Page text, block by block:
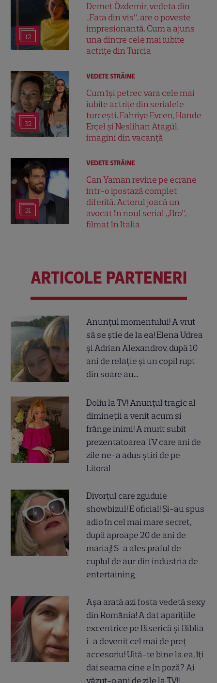
12
Demet Özdemir, vedeta din
„Fata din vis”, are o poveste
impresionantă. Cum a ajuns
una dintre cele mai iubite
actrițe din Turcia
32
VEDETE STRĂINE
Cum își petrec vara cele mai
iubite actrițe din serialele
turcești. Fahriye Evcen, Hande
Erçel și Neslihan Atagül,
imagini din vacanță
31
VEDETE STRĂINE
Can Yaman revine pe ecrane
într-o ipostază complet
diferită. Actorul joacă un
avocat în noul serial „Bro”,
filmat în Italia
ARTICOLE PARTENERI
Anunțul momentului! A vrut
să se știe de la ea! Elena Udrea
și Adrian Alexandrov, după 10
ani de relație și un copil rupt
din soare au...
Doliu la TV! Anunțul tragic al
dimineții a venit acum și
frânge inimi! A murit subit
prezentatoarea TV care ani de
zile ne-a adus știri de pe
Litoral
Divorțul care zguduie
showbizul! E oficial! Și-au spus
adio în cel mai mare secret,
după aproape 20 de ani de
mariaj! S-a ales praful de
cuplul de aur din industria de
entertaining
Așa arată azi fosta vedetă sexy
din România! A dat aparițiile
excentrice pe Biserică și Biblia
i-a devenit cel mai de preț
accesoriu! Uită-te bine la ea, îți
dai seama cine e în poză? Ai
văzut-o ani de zile la TV!!